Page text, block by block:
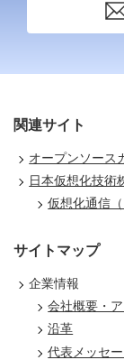
関連サイト
オープンソース
日本仮想化技術
仮想化通信
サイトマップ
企業情報
会社概要・
沿革
代表メッセ